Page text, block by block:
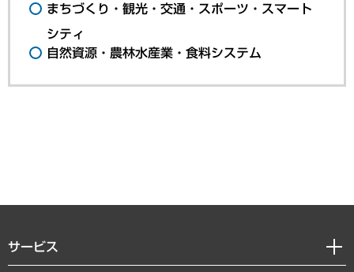
まちづくり・観光・交通・スポーツ・スマート
シティ
自然資源・農林水産業・食料システム
サービス